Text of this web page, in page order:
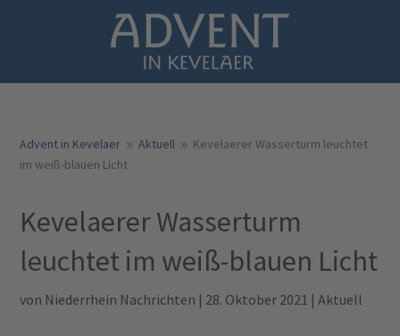
Advent in Kevelaer 9 Aktuell 9 Kevelaerer Wasserturm leuchtet
im weiß-blauen Licht
Kevelaerer Wasserturm
leuchtet im weiß-blauen Licht
von Niederrhein Nachrichten | 28. Oktober 2021 |Aktuell